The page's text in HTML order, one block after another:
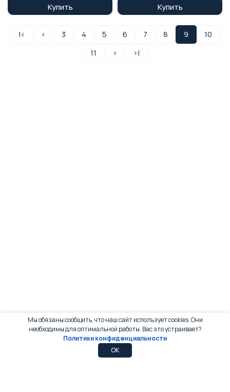
Купить Купить
|< < 3 4 5 6 7 8 9
10
11
> >|
Мы обязаны сообщить, что наш сайт использует cookies. Они
необходимы для оптимальной работы. Вас это устраивает?
Политики конфиденциальности
OK